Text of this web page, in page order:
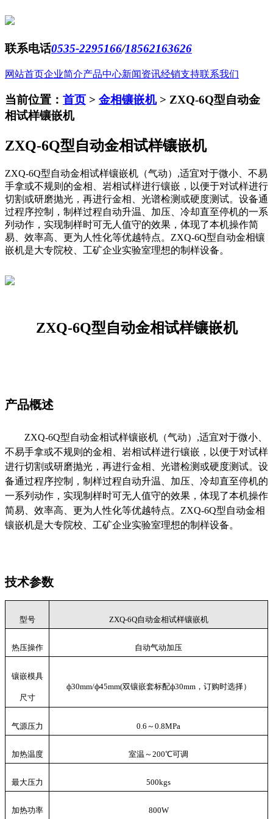
联系电话0535-2295166/18562163626
网站首页企业简介产品中心新闻资讯经销支持联系我们
当前位置： 首页 > 金相镶嵌机 > ZXQ-6Q型自动金
相试样镶嵌机
ZXQ-6Q型自动金相试样镶嵌机
ZXQ-6Q型自动金相试样镶嵌机（气动）,适宜对于微小、不易
手拿或不规则的金相、岩相试样进行镶嵌，以便于对试样进行
切割或研磨抛光，再进行金相、光谱检测或硬度测试。设备通
过程序控制，制样过程自动升温、加压、冷却直至停机的一系
列动作，实现制样时可无人值守的效果，体现了本机操作简
易、效率高、更为人性化等优越特点。ZXQ-6Q型自动金相镶
嵌机是大专院校、工矿企业实验室理想的制样设备。
ZXQ-6Q型自动金相试样镶嵌机
产品概述
ZXQ-6Q型自动金相试样镶嵌机（气动）,适宜对于微小、
不易手拿或不规则的金相、岩相试样进行镶嵌，以便于对试样
进行切割或研磨抛光，再进行金相、光谱检测或硬度测试。设
备通过程序控制，制样过程自动升温、加压、冷却直至停机的
一系列动作，实现制样时可无人值守的效果，体现了本机操作
简易、效率高、更为人性化等优越特点。ZXQ-6Q型自动金相
镶嵌机是大专院校、工矿企业实验室理想的制样设备。
技术参数
型号 ZXQ-6Q自动金相试样镶嵌机
热压操作 自动气动加压
镶嵌模具
尺寸
ф30mm/ф45mm(双镶嵌套标配ф30mm，订购时选择）
气源压力 0.6 ～0.8MPa
加热温度 室温～200℃可调
最大压力 500kgs
加热功率 800W